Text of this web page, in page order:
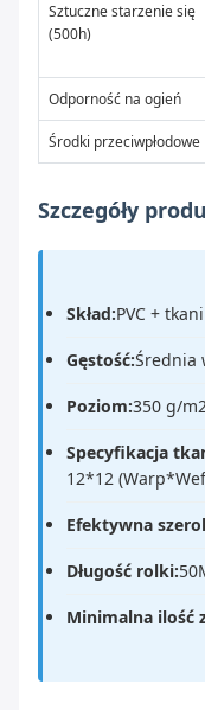
Sztuczne starzenie się
(500h)
Odporność na ogień
Środki przeciwpłodowe
Szczegóły
Skład:PVC +
Gęstość:Średnia
Poziom:350 g/
Specyfikacja
12*12
Efektywna
Długość rolki:
Minimalna ilość